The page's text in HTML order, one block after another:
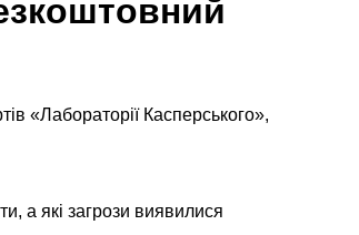
«Лабораторії Касперського»,
а які загрози виявилися